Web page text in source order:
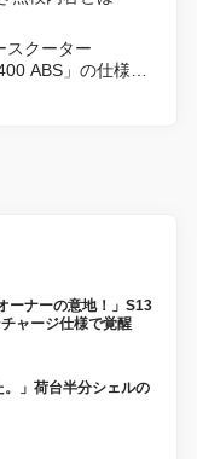
スクーター
ABS」の仕様を
ーナーの意地！」S13
ャージ仕様で覚醒
。」荷台半分シェルの